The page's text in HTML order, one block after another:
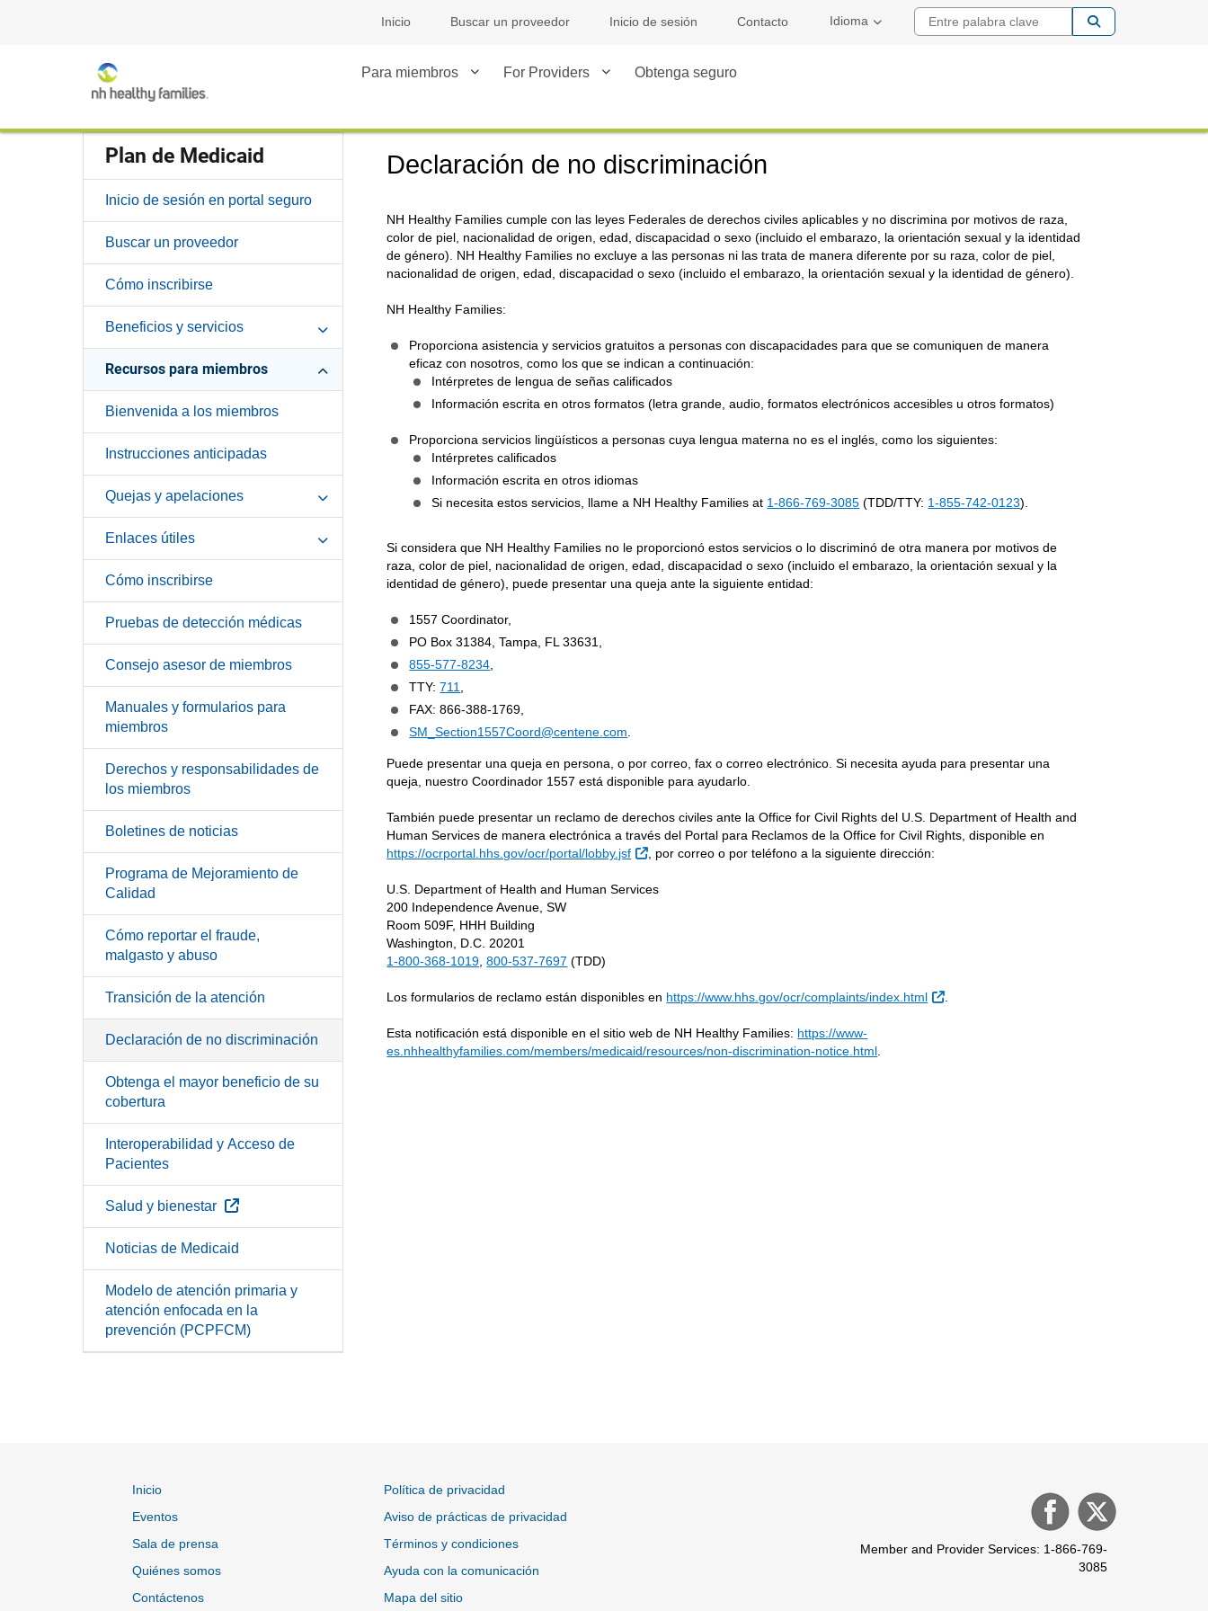
Inicio Buscar un proveedor Inicio de sesión Contacto Idioma Entre palabra
Para miembros For Providers Obtenga seguro
Plan de Medicaid
Inicio de sesión en portal seguro
Buscar un proveedor
Cómo inscribirse
Beneficios y servicios
Recursos para miembros
Bienvenida a los miembros
Instrucciones anticipadas
Quejas y apelaciones
Enlaces útiles
Cómo inscribirse
Pruebas de detección médicas
Consejo asesor de miembros
Manuales y formularios para
miembros
Derechos y responsabilidades de
los miembros
Boletines de noticias
Programa de Mejoramiento de
Calidad
Cómo reportar el fraude,
malgasto y abuso
Transición de la atención
Declaración de no discriminación
Obtenga el mayor beneficio de su
cobertura
Interoperabilidad y Acceso de
Pacientes
Salud y bienestar Sitio Externo
Noticias de Medicaid
Modelo de atención primaria y
atención enfocada en la
prevención (PCPFCM)
Declaración de no discriminación
NH Healthy Families cumple con las leyes Federales de derechos civiles aplicables y no discrimina por motivos de raza,
color de piel, nacionalidad de origen, edad, discapacidad o sexo (incluido el embarazo, la orientación sexual y la identidad
de género). NH Healthy Families no excluye a las personas ni las trata de manera diferente por su raza, color de piel,
nacionalidad de origen, edad, discapacidad o sexo (incluido el embarazo, la orientación sexual y la identidad de género).
NH Healthy Families:
Proporciona asistencia y servicios gratuitos a personas con discapacidades para que se comuniquen de manera
eficaz con nosotros, como los que se indican a continuación:
Intérpretes de lengua de señas calificados
Información escrita en otros formatos (letra grande, audio, formatos electrónicos accesibles u otros formatos)
Proporciona servicios lingüísticos a personas cuya lengua materna no es el inglés, como los siguientes:
Intérpretes calificados
Información escrita en otros idiomas
Si necesita estos servicios, llame a NH Healthy Families at 1-866-769-3085 (TDD/TTY: 1-855-742-0123).
Si considera que NH Healthy Families no le proporcionó estos servicios o lo discriminó de otra manera por motivos de
raza, color de piel, nacionalidad de origen, edad, discapacidad o sexo (incluido el embarazo, la orientación sexual y la
identidad de género), puede presentar una queja ante la siguiente entidad:
1557 Coordinator,
PO Box 31384, Tampa, FL 33631,
855-577-8234,
TTY:711,
FAX: 866-388-1769,
SM_Section1557Coord@centene.com.
Puede presentar una queja en persona, o por correo, fax o correo electrónico. Si necesita ayuda para presentar una
queja, nuestro Coordinador 1557 está disponible para ayudarlo.
También puede presentar un reclamo de derechos civiles ante la Office for Civil Rights del U.S. Department of Health and
Human Services de manera electrónica a través del Portal para Reclamos de la Office for Civil Rights, disponible en
https://ocrportal.hhs.gov/ocr/portal/lobby.jsf
Sitio Externo
, por correo o por teléfono a la siguiente dirección:
U.S. Department of Health and Human Services
200 Independence Avenue, SW
Room 509F, HHH Building
Washington, D.C. 20201
1-800-368-1019,800-537-7697 (TDD)
Los formularios de reclamo están disponibles en https://www.hhs.gov/ocr/complaints/index.html Sitio Externo
.
Esta notificación está disponible en el sitio web de NH Healthy Families: https://www-
es.nhhealthyfamilies.com/members/medicaid/resources/non-discrimination-notice.html.
Inicio
Eventos
Sala de prensa
Quiénes somos
Contáctenos
Política de privacidad
Aviso de prácticas de privacidad
Términos y condiciones
Ayuda con la comunicación
Mapa del sitio
Member and Provider Services: 1-866-769-
3085